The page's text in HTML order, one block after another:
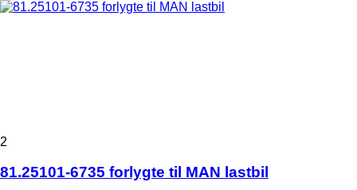
2
81.25101-6735 forlygte til MAN lastbil